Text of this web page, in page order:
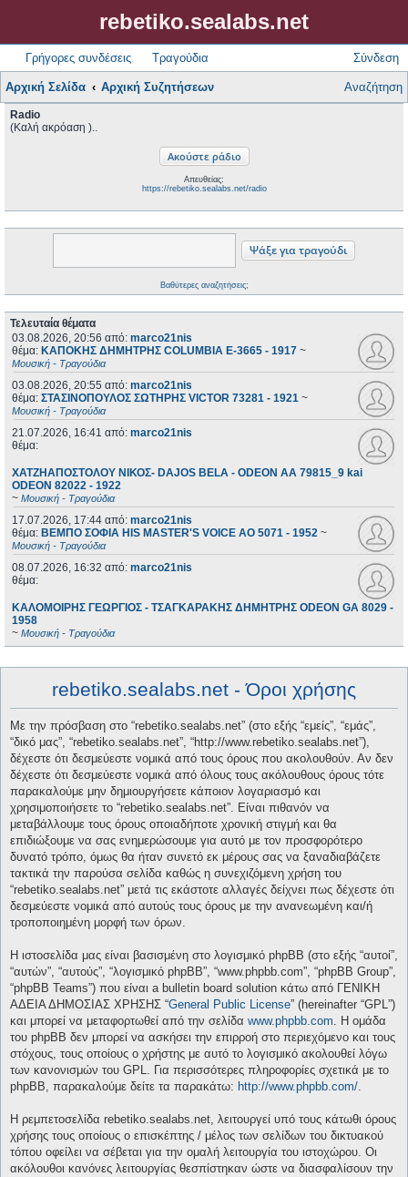
rebetiko.sealabs.net
Γρήγορες συνδέσεις Τραγούδια Σύνδεση
Αρχική Σελίδα Αρχική Συζητήσεων Αναζήτηση
Radio
(Καλή ακρόαση )..
Απευθείας:
https://rebetiko.sealabs.net/radio
Βαθύτερες αναζητήσεις;
Τελευταία θέματα
03.08.2026, 20:56 από: marco21nis
θέμα: ΚΑΠΟΚΗΣ ΔΗΜΗΤΡΗΣ COLUMBIA E-3665 - 1917 ~
Μουσική - Τραγούδια
03.08.2026, 20:55 από: marco21nis
θέμα: ΣΤΑΣΙΝΟΠΟΥΛΟΣ ΣΩΤΗΡΗΣ VICTOR 73281 - 1921 ~
Μουσική - Τραγούδια
21.07.2026, 16:41 από: marco21nis
θέμα:
ΧΑΤΖΗΑΠΟΣΤΟΛΟΥ ΝΙΚΟΣ- DAJOS BELA - ODEON AA 79815_9 kai
ODEON 82022 - 1922
~ Μουσική - Τραγούδια
17.07.2026, 17:44 από: marco21nis
θέμα: ΒΕΜΠΟ ΣΟΦΙΑ HIS MASTER'S VOICE AO 5071 - 1952 ~
Μουσική - Τραγούδια
08.07.2026, 16:32 από: marco21nis
θέμα:
ΚΑΛΟΜΟΙΡΗΣ ΓΕΩΡΓΙΟΣ - ΤΣΑΓΚΑΡΑΚΗΣ ΔΗΜΗΤΡΗΣ ODEON GA 8029 -
1958
~ Μουσική - Τραγούδια
rebetiko.sealabs.net - Όροι χρήσης
Με την πρόσβαση στο “rebetiko.sealabs.net” (στο εξής “εμείς”, “εμάς”,
“δικό μας”, “rebetiko.sealabs.net”, “http://www.rebetiko.sealabs.net”),
δέχεστε ότι δεσμεύεστε νομικά από τους όρους που ακολουθούν. Αν δεν
δέχεστε ότι δεσμεύεστε νομικά από όλους τους ακόλουθους όρους τότε
παρακαλούμε μην δημιουργήσετε κάποιον λογαριασμό και
χρησιμοποιήσετε το “rebetiko.sealabs.net”. Είναι πιθανόν να
μεταβάλλουμε τους όρους οποιαδήποτε χρονική στιγμή και θα
επιδιώξουμε να σας ενημερώσουμε για αυτό με τον προσφορότερο
δυνατό τρόπο, όμως θα ήταν συνετό εκ μέρους σας να ξαναδιαβάζετε
τακτικά την παρούσα σελίδα καθώς η συνεχιζόμενη χρήση του
“rebetiko.sealabs.net” μετά τις εκάστοτε αλλαγές δείχνει πως δέχεστε ότι
δεσμεύεστε νομικά από αυτούς τους όρους με την ανανεωμένη και/ή
τροποποιημένη μορφή των όρων.
Η ιστοσελίδα μας είναι βασισμένη στο λογισμικό phpBB (στο εξής “αυτοί”,
“αυτών”, “αυτούς”, “λογισμικό phpBB”, “www.phpbb.com”, “phpBB Group”,
“phpBB Teams”) που είναι a bulletin board solution κάτω από ΓΕΝΙΚΗ
ΑΔΕΙΑ ΔΗΜΟΣΙΑΣ ΧΡΗΣΗΣ “General Public License” (hereinafter “GPL”)
και μπορεί να μεταφορτωθεί από την σελίδα www.phpbb.com. Η ομάδα
του phpBB δεν μπορεί να ασκήσει την επιρροή στο περιεχόμενο και τους
στόχους, τους οποίους ο χρήστης με αυτό το λογισμικό ακολουθεί λόγω
των κανονισμών του GPL. Για περισσότερες πληροφορίες σχετικά με το
phpBB, παρακαλούμε δείτε τα παρακάτω: http://www.phpbb.com/.
Η ρεμπετοσελίδα rebetiko.sealabs.net, λειτουργεί υπό τους κάτωθι όρους
χρήσης τους οποίους ο επισκέπτης / μέλος των σελίδων του δικτυακού
τόπου οφείλει να σέβεται για την ομαλή λειτουργία του ιστοχώρου. Οι
ακόλουθοι κανόνες λειτουργίας θεσπίστηκαν ώστε να διασφαλίσουν την